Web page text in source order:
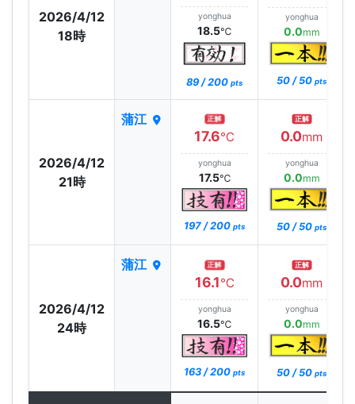
2026/4/12
18時
yonghua
18.5℃
89 / 200 pts
yonghua
0.0mm
50 / 50 pts
2026/4/12
21時
蒲江 正解
17.6℃
yonghua
17.5℃
197 / 200 pts
正解
0.0mm
yonghua
0.0mm
50 / 50 pts
2026/4/12
24時
蒲江 正解
16.1℃
yonghua
16.5℃
163 / 200 pts
正解
0.0mm
yonghua
0.0mm
50 / 50 pts